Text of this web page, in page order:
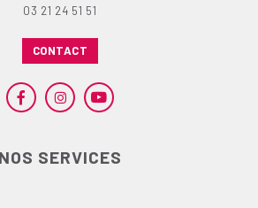
03 21 24 51 51
CONTACT
NOS SERVICES